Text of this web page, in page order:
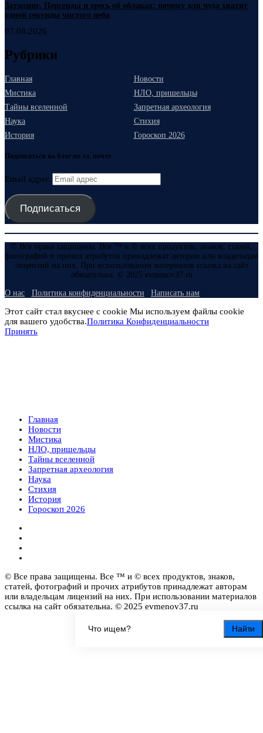
Найти
Затмение, Персеиды и ересь об облаках: почему для чуда хватит
одной секунды чистого неба
07.08.2026
Рубрики
Главная
Новости
Мистика
НЛО, пришельцы
Тайны вселенной
Запретная археология
Наука
Стихия
История
Гороскоп 2026
Подписаться на блог по эл. почте
Email адрес
Подписаться
© Все права защищены. Все ™ и © всех продуктов, знаков, статей,
фотографий и прочих атрибутов принадлежат авторам или владельцам
лицензий на них. При использовании материалов ссылка на сайт
обязательна. © 2025 evmenov37.ru
О нас Политика конфиденциальности Написать нам
Этот сайт стал вкуснее с cookie Мы используем файлы cookie
для вашего удобства.Политика Конфиденциальности
Принять
Главная
Новости
Мистика
НЛО, пришельцы
Тайны вселенной
Запретная археология
Наука
Стихия
История
Гороскоп 2026
© Все права защищены. Все ™ и © всех продуктов, знаков,
статей, фотографий и прочих атрибутов принадлежат авторам
или владельцам лицензий на них. При использовании материалов
ссылка на сайт обязательна. © 2025 evmenov37.ru